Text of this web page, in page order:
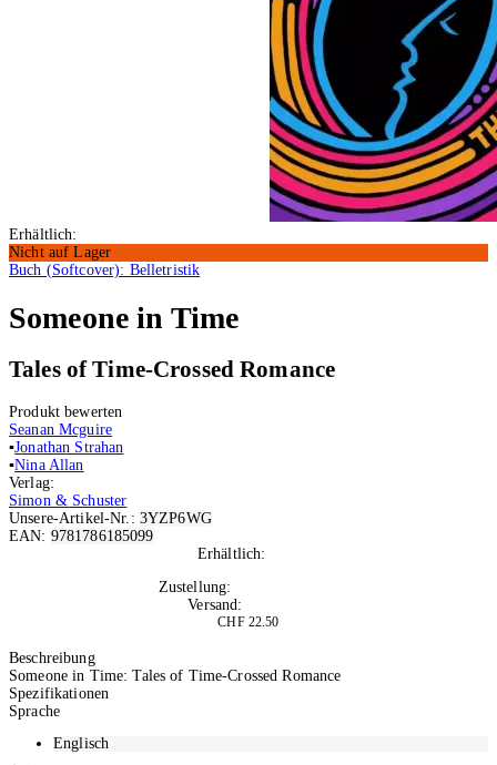
Erhältlich:
Nicht auf Lager
Buch (Softcover): Belletristik
Someone in Time
Tales of Time-Crossed Romance
Produkt bewerten
Seanan Mcguire
▪Jonathan Strahan
▪Nina Allan
Verlag:
Simon & Schuster
Unsere-Artikel-Nr.: 3YZP6WG
EAN: 9781786185099
Erhältlich:
Zustellung:
Versand:
CHF 22.50
Beschreibung
Someone in Time: Tales of Time-Crossed Romance
Spezifikationen
Sprache
Englisch